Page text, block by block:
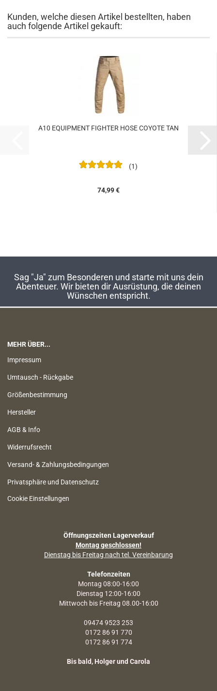
Kunden, welche diesen Artikel bestellten, haben
auch folgende Artikel gekauft:
A10 EQUIPMENT FIGHTER HOSE COYOTE TAN
1
74,99 €
Sag "Ja" zum Besonderen und starte mit uns dein
Abenteuer. Wir bieten dir Ausrüstung, die deinen
Wünschen entspricht.
MEHR ÜBER...
Impressum
Umtausch - Rückgabe
Größenbestimmung
Hersteller
AGB & Info
Widerrufsrecht
Versand- & Zahlungsbedingungen
Privatsphäre und Datenschutz
Cookie Einstellungen
Öffnungszeiten Lagerverkauf
Montag geschlossen!
Dienstag bis Freitag nach tel. Vereinbarung
Telefonzeiten
Montag 08:00-16:00
Dienstag 12:00-16:00
Mittwoch bis Freitag 08.00-16:00
09474 9523 253
0172 86 91 770
0172 86 91 774
Bis bald, Holger und Carola